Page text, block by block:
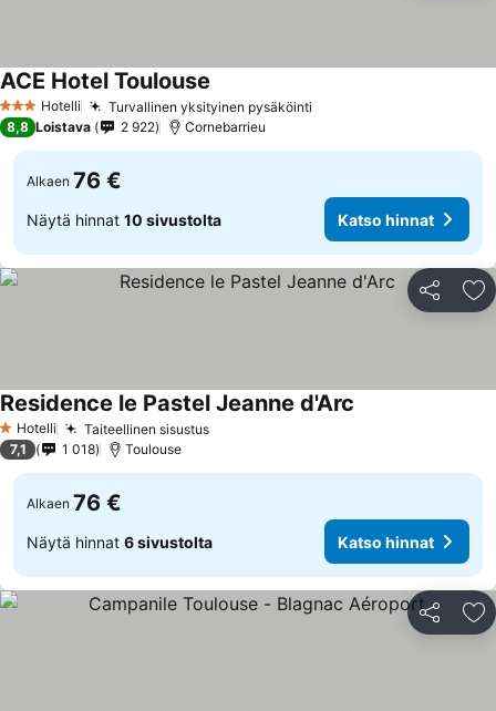
3 Tähtiluokitus
Hotelli Turvallinen yksityinen pysäköinti
ACE Hotel Toulouse
8,8 Loistava 2 922 Cornebarrieu
Alkaen 76 €
Näytä hinnat 10 sivustolta Katso hinnat
Jaa
1 Tähtiluokitus
Hotelli Taiteellinen sisustus
Residence le Pastel Jeanne d'Arc
7,1 1 018 Toulouse
Alkaen 76 €
Näytä hinnat 6 sivustolta Katso hinnat
Jaa